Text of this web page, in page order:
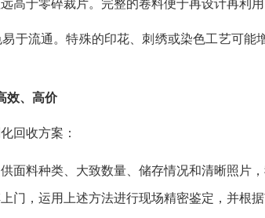
高于零碎裁片。完整的卷料便于再设计再利用
于流通。特殊的印花、刺绣或染色工艺可能
效、高价
回收方案：
面料种类、大致数量、储存情况和清晰照片，
门，运用上述方法进行现场精密鉴定，并根